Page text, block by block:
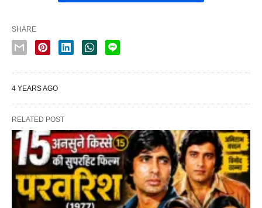
SHARE
4 YEARS AGO
RELATED POST